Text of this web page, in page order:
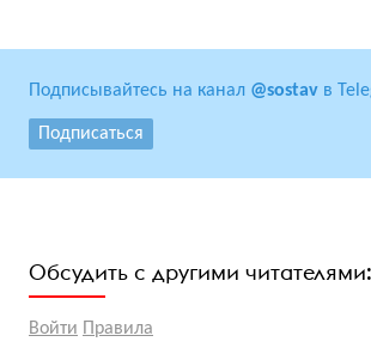
Подписывайтесь на канал @sostav в
Подписаться
Обсудить с другими читателями:
Войти Правила